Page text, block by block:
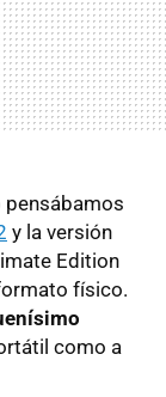
pensábamos
y la versión
Edition
físico.
como a